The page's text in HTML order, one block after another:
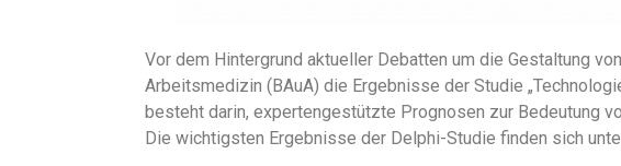
Vor dem Hintergrund aktueller Debatten um die Gestaltung
Arbeitsmedizin (BAuA) die Ergebnisse der Studie
besteht darin, expertengestützte Prognosen zur Bedeutung
Die wichtigsten Ergebnisse der Delphi-Studie finden sich